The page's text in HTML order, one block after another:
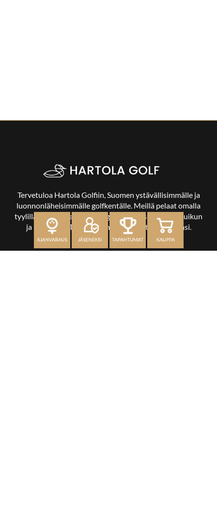
Tervetuloa Hartola Golfiin, Suomen ystävällisimmälle ja
luonnonläheisimmälle golfkentälle. Meillä pelaat omalla
tyylilläsi ja tasollasi – ja bongaat halutessasi vaikka uikun
ja kuikankin. Tärkeintä on, että nautit vierailustasi.